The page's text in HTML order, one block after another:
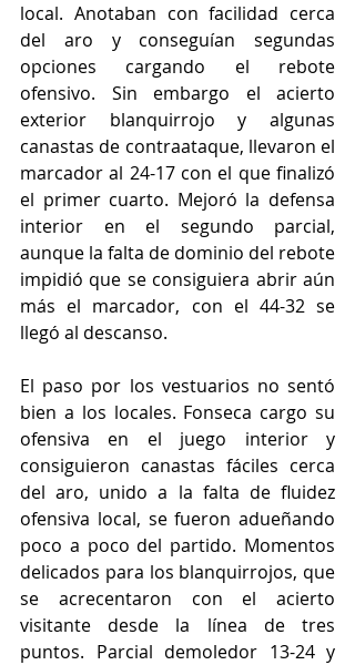
local. Anotaban con facilidad cerca
del aro y conseguían segundas
opciones cargando el rebote
ofensivo. Sin embargo el acierto
exterior blanquirrojo y algunas
canastas de contraataque, llevaron el
marcador al 24-17 con el que finalizó
el primer cuarto. Mejoró la defensa
interior en el segundo parcial,
aunque la falta de dominio del rebote
impidió que se consiguiera abrir aún
más el marcador, con el 44-32 se
llegó al descanso.
El paso por los vestuarios no sentó
bien a los locales. Fonseca cargo su
ofensiva en el juego interior y
consiguieron canastas fáciles cerca
del aro, unido a la falta de fluidez
ofensiva local, se fueron adueñando
poco a poco del partido. Momentos
delicados para los blanquirrojos, que
se acrecentaron con el acierto
visitante desde la línea de tres
puntos. Parcial demoledor 13-24 y